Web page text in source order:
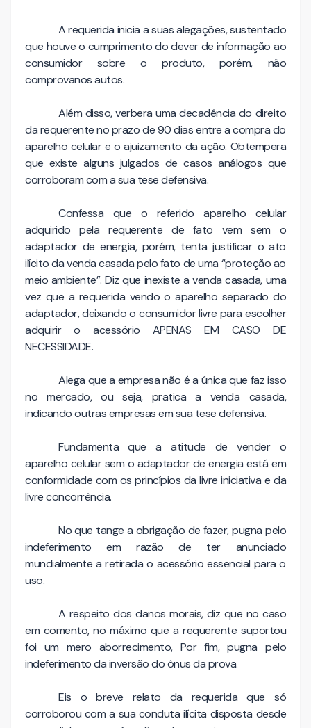
A requerida inicia a suas alegações, sustentado
que houve o cumprimento do dever de informação ao
consumidor sobre o produto, porém, não
comprovanos autos.
Além disso, verbera uma decadência do direito
da requerente no prazo de 90 dias entre a compra do
aparelho celular e o ajuizamento da ação. Obtempera
que existe alguns julgados de casos análogos que
corroboram com a sua tese defensiva.
Confessa que o referido aparelho celular
adquirido pela requerente de fato vem sem o
adaptador de energia, porém, tenta justificar o ato
ilícito da venda casada pelo fato de uma “proteção ao
meio ambiente”. Diz que inexiste a venda casada, uma
vez que a requerida vendo o aparelho separado do
adaptador, deixando o consumidor livre para escolher
adquirir o acessório APENAS EM CASO DE
NECESSIDADE.
Alega que a empresa não é a única que faz isso
no mercado, ou seja, pratica a venda casada,
indicando outras empresas em sua tese defensiva.
Fundamenta que a atitude de vender o
aparelho celular sem o adaptador de energia está em
conformidade com os princípios da livre iniciativa e da
livre concorrência.
No que tange a obrigação de fazer, pugna pelo
indeferimento em razão de ter anunciado
mundialmente a retirada o acessório essencial para o
uso.
A respeito dos danos morais, diz que no caso
em comento, no máximo que a requerente suportou
foi um mero aborrecimento, Por fim, pugna pelo
indeferimento da inversão do ônus da prova.
Eis o breve relato da requerida que só
corroborou com a sua conduta ilícita disposta desde